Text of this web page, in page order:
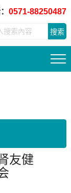
0571-88250487
搜索
友健